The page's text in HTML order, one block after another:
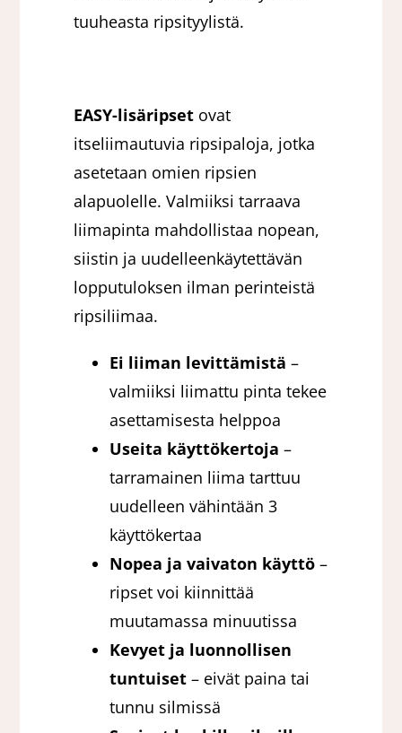
tuuheasta ripsityylistä.
EASY-lisäripset ovat
itseliimautuvia ripsipaloja, jotka
asetetaan omien ripsien
alapuolelle. Valmiiksi tarraava
liimapinta mahdollistaa nopean,
siistin ja uudelleenkäytettävän
lopputuloksen ilman perinteistä
ripsiliimaa.
Ei liiman levittämistä –
valmiiksi liimattu pinta tekee
asettamisesta helppoa
Useita käyttökertoja –
tarramainen liima tarttuu
uudelleen vähintään 3
käyttökertaa
Nopea ja vaivaton käyttö –
ripset voi kiinnittää
muutamassa minuutissa
Kevyet ja luonnollisen
tuntuiset – eivät paina tai
tunnu silmissä